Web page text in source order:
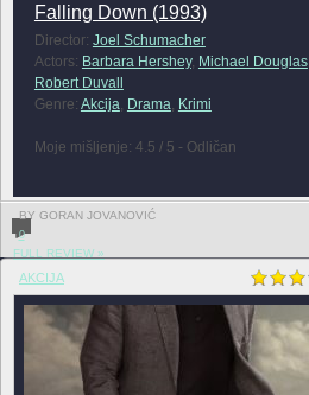
Falling Down (1993)
Director: Joel Schumacher
Actors: Barbara Hershey, Michael Douglas,
Robert Duvall
Genre: Akcija Drama Krimi
Moje mišljenje: 4.5 / 5 - Odličan
BY GORAN JOVANOVIĆ
0
FULL REVIEW »
AKCIJA